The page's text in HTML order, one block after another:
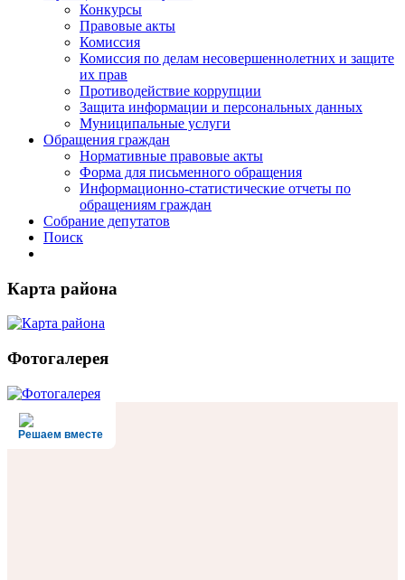
Конкурсы
Правовые акты
Комиссия
Комиссия по делам несовершеннолетних и защите
их прав
Противодействие коррупции
Защита информации и персональных данных
Муниципальные услуги
Обращения граждан
Нормативные правовые акты
Форма для письменного обращения
Информационно-статистические отчеты по
обращениям граждан
Собрание депутатов
Поиск
Карта района
Фотогалерея
Решаем вместе